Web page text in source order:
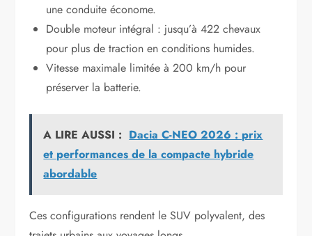
une conduite économe.
Double moteur intégral : jusqu’à 422 chevaux
pour plus de traction en conditions humides.
Vitesse maximale limitée à 200 km/h pour
préserver la batterie.
A LIRE AUSSI : Dacia C-NEO 2026 : prix
et performances de la compacte hybride
abordable
Ces configurations rendent le SUV polyvalent, des